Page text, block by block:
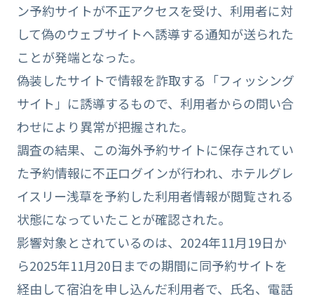
ン予約サイトが不正アクセスを受け、利用者に対
して偽のウェブサイトへ誘導する通知が送られた
ことが発端となった。
偽装したサイトで情報を詐取する「フィッシング
サイト」に誘導するもので、利用者からの問い合
わせにより異常が把握された。
調査の結果、この海外予約サイトに保存されてい
た予約情報に不正ログインが行われ、ホテルグレ
イスリー浅草を予約した利用者情報が閲覧される
状態になっていたことが確認された。
影響対象とされているのは、2024年11月19日か
ら2025年11月20日までの期間に同予約サイトを
経由して宿泊を申し込んだ利用者で、氏名、電話